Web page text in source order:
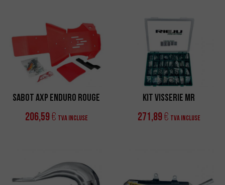
Sabot AXP Enduro Rouge
206,59€ TVA incluse
Kit Visserie MR
271,89€ TVA incluse